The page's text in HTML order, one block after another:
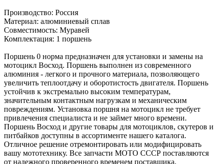
Производство: Россия
Материал: алюминиевый сплав
Совместимость: Муравей
Комплектация: 1 поршень
Поршень 0 норма предназначен для установки и замены на
мотоцикл Восход. Поршень выполнен из современного
алюминия - легкого и прочного материала, позволяющего
увеличить теплоотдачу и оборотистость двигателя. Поршень
устойчив к экстремально высоким температурам,
значительным контактным нагрузкам и механическим
повреждениям. Установка поршня на мотоцикл не требует
привлечения специалиста и не займет много времени.
Поршень Восход и другие товары для мотоциклов, скутеров и
питбайков доступны в ассортименте нашего каталога.
Отличное решение отремонтировать или модифицировать
вашу мототехнику. Все запчасти МОТО СССР поставляются
от надежного проверенного временем поставщика.